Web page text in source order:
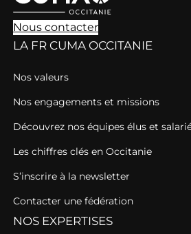
Nous contacter
LA FR CUMA OCCITANIE
Nos valeurs
Nos engagements et missions
Découvrez nos équipes élus et
Les chiffres clés en Occitanie
S’inscrire à la newsletter
Contacter une fédération
NOS EXPERTISES